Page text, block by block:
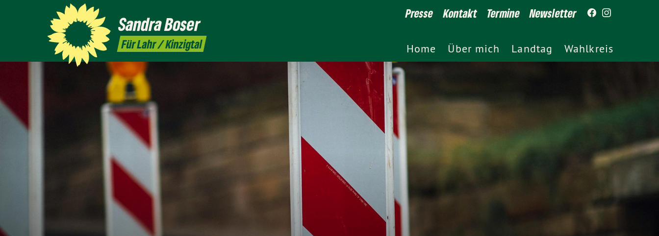
SandraBoser
Für Lahr / Kinzigtal
Presse Kontakt Termine Newsletter
Home Über mich Landtag Wahlkreis